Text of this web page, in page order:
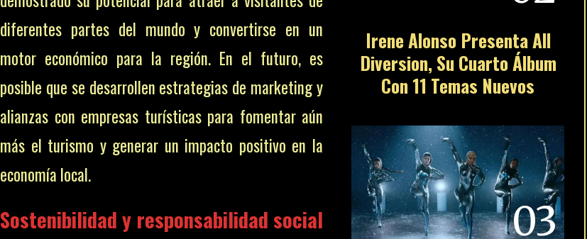
diferentes partes del mundo y convertirse en un
motor económico para la región. En el futuro, es
posible que se desarrollen estrategias de marketing y
alianzas con empresas turísticas para fomentar aún
más el turismo y generar un impacto positivo en la
economía local.
Sostenibilidad y responsabilidad social
Irene Alonso Presenta All
Diversion, Su Cuarto Álbum
Con 11 Temas Nuevos
03